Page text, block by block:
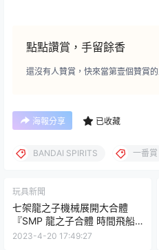
點點讚賞，手留餘香
還沒有人贊賞，快來當第壹個贊賞的
海報分享 已收藏
BANDAI SPIRITS 一番賞
玩具新聞
七架龍之子機械展開大合體
『SMP 龍之子合體 時間飛船
機器人SP套組』60 周年記念
2023-4-20 17:49:27